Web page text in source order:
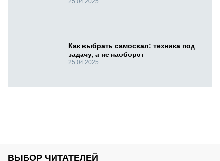
25.04.2025
Как выбрать самосвал: техника под
задачу, а не наоборот
25.04.2025
ВЫБОР ЧИТАТЕЛЕЙ